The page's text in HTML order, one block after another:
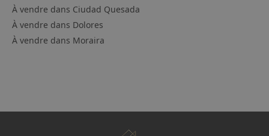
À vendre dans Ciudad Quesada
À vendre dans Dolores
À vendre dans Moraira